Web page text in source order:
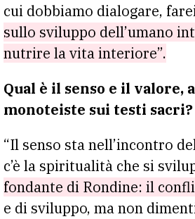
cui dobbiamo dialogare,
sullo sviluppo dell’umano
nutrire la vita interiore”.
Qual è il senso e il
monoteiste sui testi sacri?
“Il senso sta nell’incontro
c’è la spiritualità che si
fondante di Rondine: il
e di sviluppo, ma non